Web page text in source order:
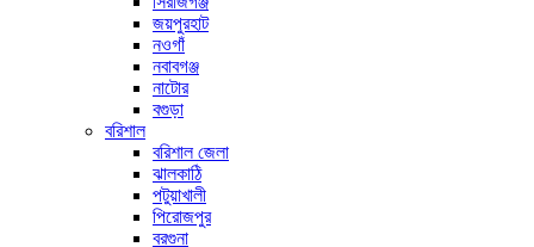
জয়পুরহাট
নওগাঁ
নবাবগঞ্জ
নাটোর
বগুড়া
বরিশাল
বরিশাল জেলা
ঝালকাঠি
পটুয়াখালী
পিরোজপুর
বরগুনা